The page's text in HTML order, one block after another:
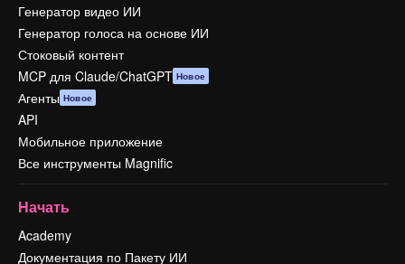
Генератор видео ИИ
Генератор голоса на основе ИИ
Стоковый контент
MCP для Claude/ChatGPT Новое
Агенты Новое
API
Мобильное приложение
Все инструменты Magnific
Начать
Academy
Документация по Пакету ИИ